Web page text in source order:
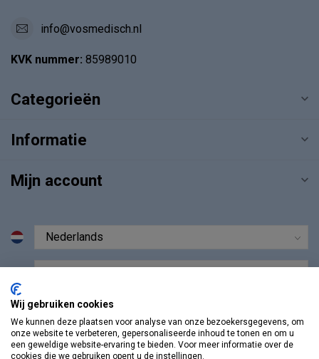
info@vosmedisch.nl
KVK nummer: 85989010
Categorieën
Informatie
Mijn account
Wij gebruiken cookies
We kunnen deze plaatsen voor analyse van onze bezoekersgegevens, om
onze website te verbeteren, gepersonaliseerde inhoud te tonen en om u
een geweldige website-ervaring te bieden. Voor meer informatie over de
cookies die we gebruiken opent u de instellingen.